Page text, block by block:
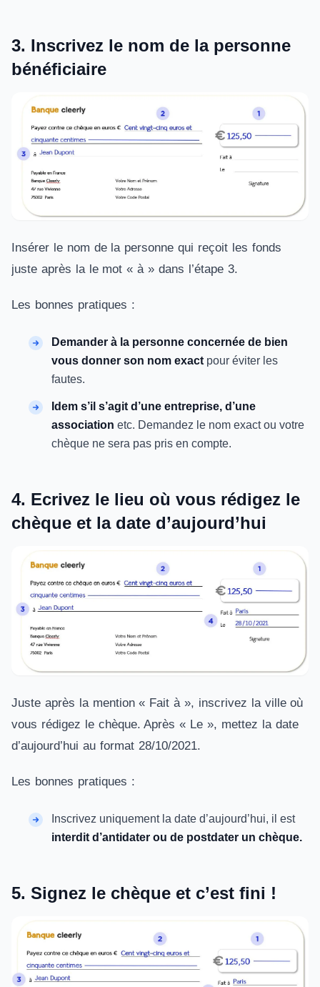
3. Inscrivez le nom de la personne
bénéficiaire
Insérer le nom de la personne qui reçoit les fonds
juste après la le mot « à » dans l’étape 3.
Les bonnes pratiques :
Demander à la personne concernée de bien
vous donner son nom exact pour éviter les
fautes.
Idem s’il s’agit d’une entreprise, d’une
association etc. Demandez le nom exact ou votre
chèque ne sera pas pris en compte.
4. Ecrivez le lieu où vous rédigez le
chèque et la date d’aujourd’hui
Juste après la mention « Fait à », inscrivez la ville où
vous rédigez le chèque. Après « Le », mettez la date
d’aujourd’hui au format 28/10/2021.
Les bonnes pratiques :
Inscrivez uniquement la date d’aujourd’hui, il est
interdit d’antidater ou de postdater un chèque.
5. Signez le chèque et c’est fini !